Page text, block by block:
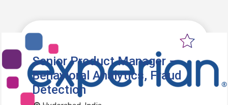
Senior Product Manager –
Behavioral Analytics, Fraud
Detection